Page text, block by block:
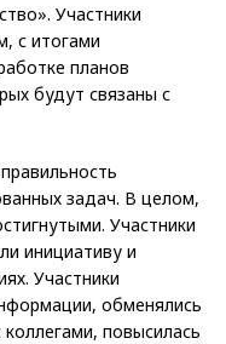
Участники
с итогами
планов
будут связаны с
задач. В целом,
Участники
инициативу и
Участники
обменялись
повысилась